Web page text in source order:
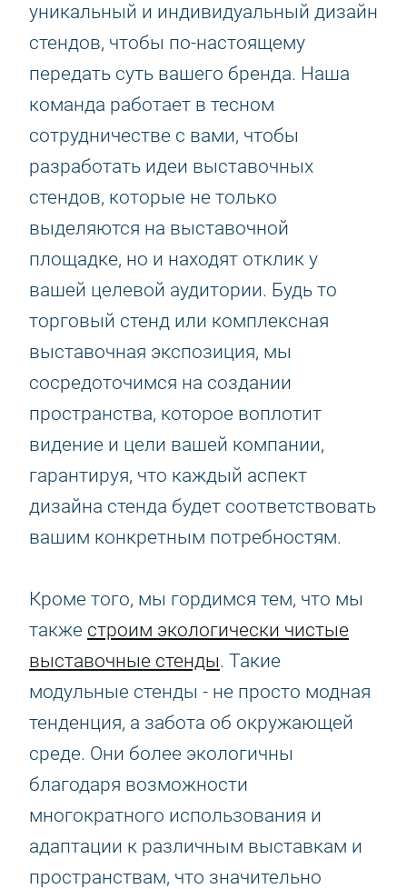
уникальный и индивидуальный дизайн
стендов, чтобы по-настоящему
передать суть вашего бренда. Наша
команда работает в тесном
сотрудничестве с вами, чтобы
разработать идеи выставочных
стендов, которые не только
выделяются на выставочной
площадке, но и находят отклик у
вашей целевой аудитории. Будь то
торговый стенд или комплексная
выставочная экспозиция, мы
сосредоточимся на создании
пространства, которое воплотит
видение и цели вашей компании,
гарантируя, что каждый аспект
дизайна стенда будет соответствовать
вашим конкретным потребностям.
Кроме того, мы гордимся тем, что мы
также строим экологически чистые
выставочные стенды. Такие
модульные стенды - не просто модная
тенденция, а забота об окружающей
среде. Они более экологичны
благодаря возможности
многократного использования и
адаптации к различным выставкам и
пространствам, что значительно